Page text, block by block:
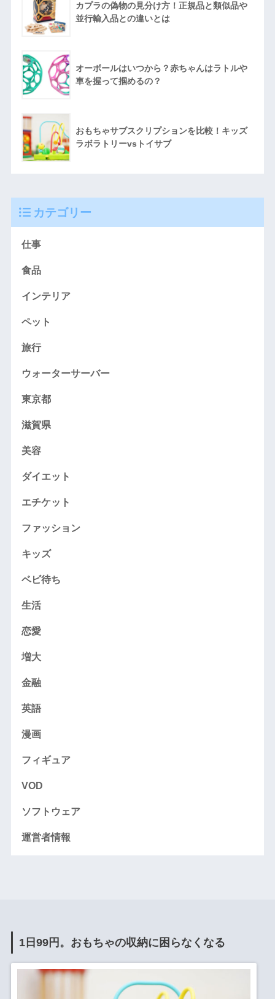
カプラの偽物の見分け方！正規品と類似品や
並行輸入品との違いとは
オーボールはいつから？赤ちゃんはラトルや
車を握って掴めるの？
おもちゃサブスクリプションを比較！キッズ
ラボラトリーvsトイサブ
カテゴリー
仕事
食品
インテリア
ペット
旅行
ウォーターサーバー
東京都
滋賀県
美容
ダイエット
エチケット
ファッション
キッズ
ベビ待ち
生活
恋愛
増大
金融
英語
漫画
フィギュア
VOD
ソフトウェア
運営者情報
1日99円。おもちゃの収納に困らなくなる